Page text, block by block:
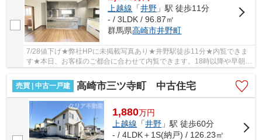
上越線 「井野 」駅 徒歩11分
- / 3LDK / 96.87㎡
群馬県高崎市井野町
7/28値下げ★弊社HPに未掲載写真あり★井野駅徒歩11分★内覧できま
す★本日、お客様のご都合に合わせて内覧できます。18時以降や早朝も
売買 | 中古一戸建
高崎市三ツ寺町 中古住宅
1,880万円
上越線 「井野 」駅 徒歩60分
- / 4LDK＋1S(納戸) / 126.23㎡